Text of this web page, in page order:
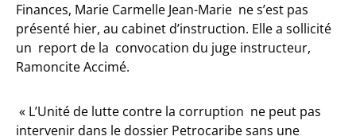
Finances, Marie Carmelle Jean-Marie ne s’est pas
présenté hier, au cabinet d’instruction. Elle a sollicité
un report de la convocation du juge instructeur,
Ramoncite Accimé.
« L’Unité de lutte contre la corruption ne peut pas
intervenir dans le dossier Petrocaribe sans une